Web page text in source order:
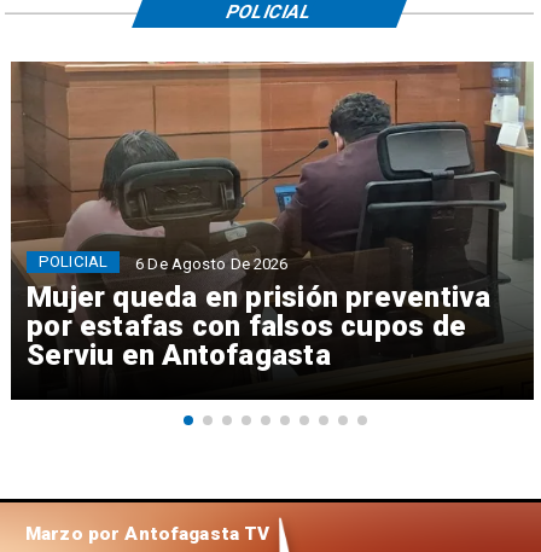
Mujer queda en prisión preventiva
por estafas con falsos cupos de
Serviu en Antofagasta
POLICIAL 6 De Agosto De 2026
POLICIAL
Marzo por Antofagasta TV